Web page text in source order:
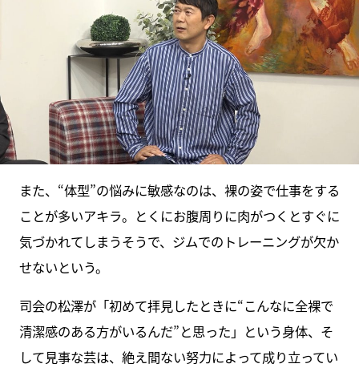
また、“体型”の悩みに敏感なのは、裸の姿で仕事をする
ことが多いアキラ。とくにお腹周りに肉がつくとすぐに
気づかれてしまうそうで、ジムでのトレーニングが欠か
せないという。
司会の松澤が「初めて拝見したときに“こんなに全裸で
清潔感のある方がいるんだ”と思った」という身体、そ
して見事な芸は、絶え間ない努力によって成り立ってい